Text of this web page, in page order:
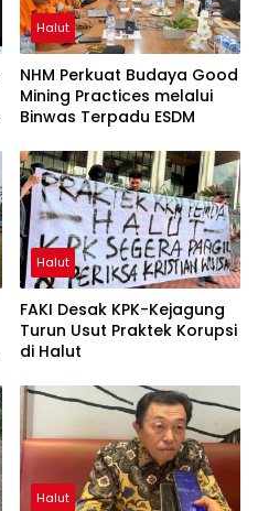
Halut
NHM Perkuat Budaya Good
Mining Practices melalui
Binwas Terpadu ESDM
Halut
FAKI Desak KPK-Kejagung
Turun Usut Praktek Korupsi
di Halut
Halut